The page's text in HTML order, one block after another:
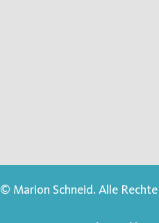
© Marion Schneid. Alle